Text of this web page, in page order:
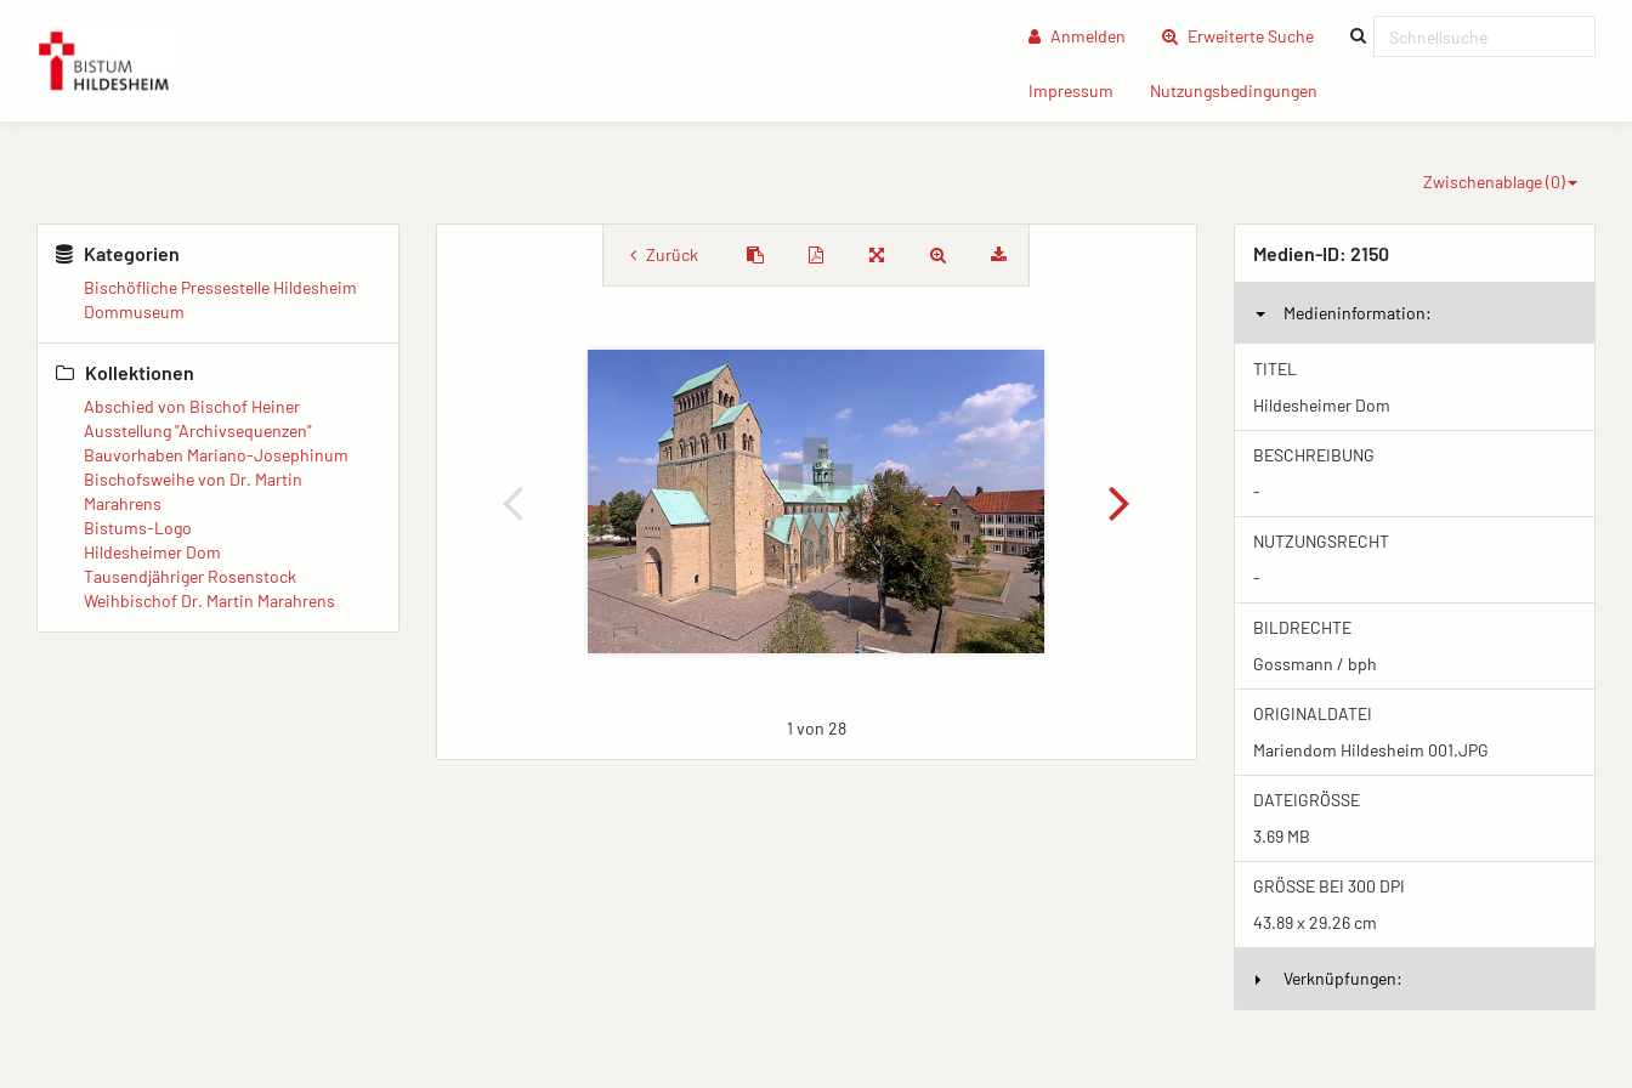
Anmelden Erweiterte Suche(current)
Impressum (current)Nutzungsbedingungen
Zwischenablage (0)
Kategorien
Bischöfliche Pressestelle Hildesheim
Dommuseum
Kollektionen
Abschied von Bischof Heiner
Ausstellung "Archivsequenzen"
Bauvorhaben Mariano-Josephinum
Bischofsweihe von Dr. Martin
Marahrens
Bistums-Logo
Hildesheimer Dom
Tausendjähriger Rosenstock
Weihbischof Dr. Martin Marahrens
Zurück
1 von 28
Medien-ID: 2150
Medieninformation:
TITEL
Hildesheimer Dom
BESCHREIBUNG
-
NUTZUNGSRECHT
-
BILDRECHTE
Gossmann / bph
ORIGINALDATEI
Mariendom Hildesheim 001.JPG
DATEIGRÖSSE
3.69 MB
GRÖSSE BEI 300 DPI
43.89 x 29.26 cm
Verknüpfungen: